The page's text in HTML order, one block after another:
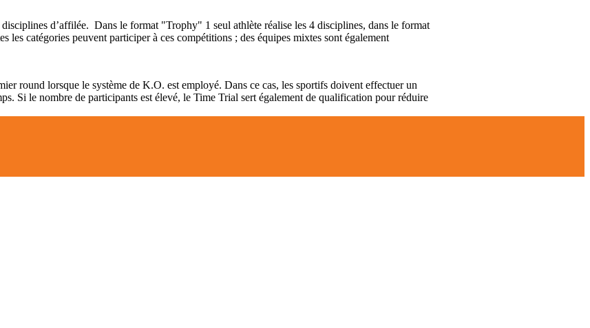
d’affilée. Dans le format "Trophy" 1 seul athlète réalise les 4 disciplines, dans le format
les catégories peuvent participer à ces compétitions ; des équipes mixtes sont également
round lorsque le système de K.O. est employé. Dans ce cas, les sportifs doivent effectuer un
Si le nombre de participants est élevé, le Time Trial sert également de qualification pour réduire